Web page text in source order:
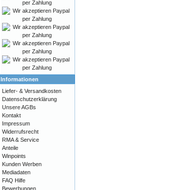
Informationen
Liefer- & Versandkosten
Datenschutzerklärung
Unsere AGBs
Kontakt
Impressum
Widerrufsrecht
RMA & Service
Anteile
Winpoints
Kunden Werben
Mediadaten
FAQ Hilfe
Bewerbungen